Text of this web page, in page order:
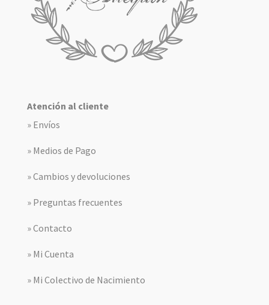
Atención al cliente
» Envíos
» Medios de Pago
» Cambios y devoluciones
» Preguntas frecuentes
» Contacto
» Mi Cuenta
» Mi Colectivo de Nacimiento